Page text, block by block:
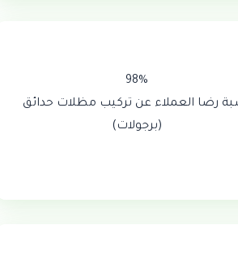
98%
رضا العملاء عن تركيب مظلات حدائق
(برجولات)